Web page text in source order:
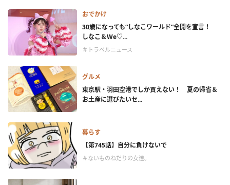
おでかけ
30歳になっても“しなこワールド”全開を宣言！
しなこ＆We♡...
＃トラベルニュース
グルメ
東京駅・羽田空港でしか買えない！ 夏の帰省＆
お土産に選びたいセ...
暮らす
【第745話】自分に負けないで
＃ないものねだりの女達。